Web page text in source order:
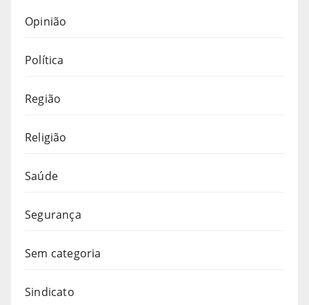
Opinião
Política
Região
Religião
Saúde
Segurança
Sem categoria
Sindicato